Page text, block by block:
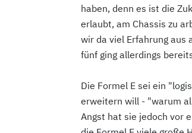
haben, denn es ist die
erlaubt, am Chassis zu
wir da viel Erfahrung aus
fünf ging allerdings
Die Formel E sei ein
erweitern will - "warum
Angst hat sie jedoch vor